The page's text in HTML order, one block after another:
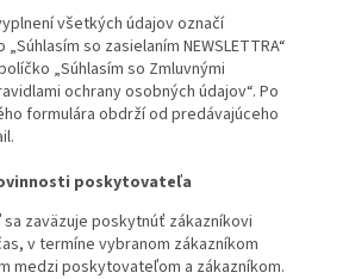
všetkých údajov označí
so zasielaním NEWSLETTRA“
„Súhlasím so Zmluvnými
ochrany osobných údajov“. Po
formulára obdrží od predávajúceho
poskytovateľa
zaväzuje poskytnúť zákazníkovi
v termíne vybranom zákazníkom
medzi poskytovateľom a zákazníkom.